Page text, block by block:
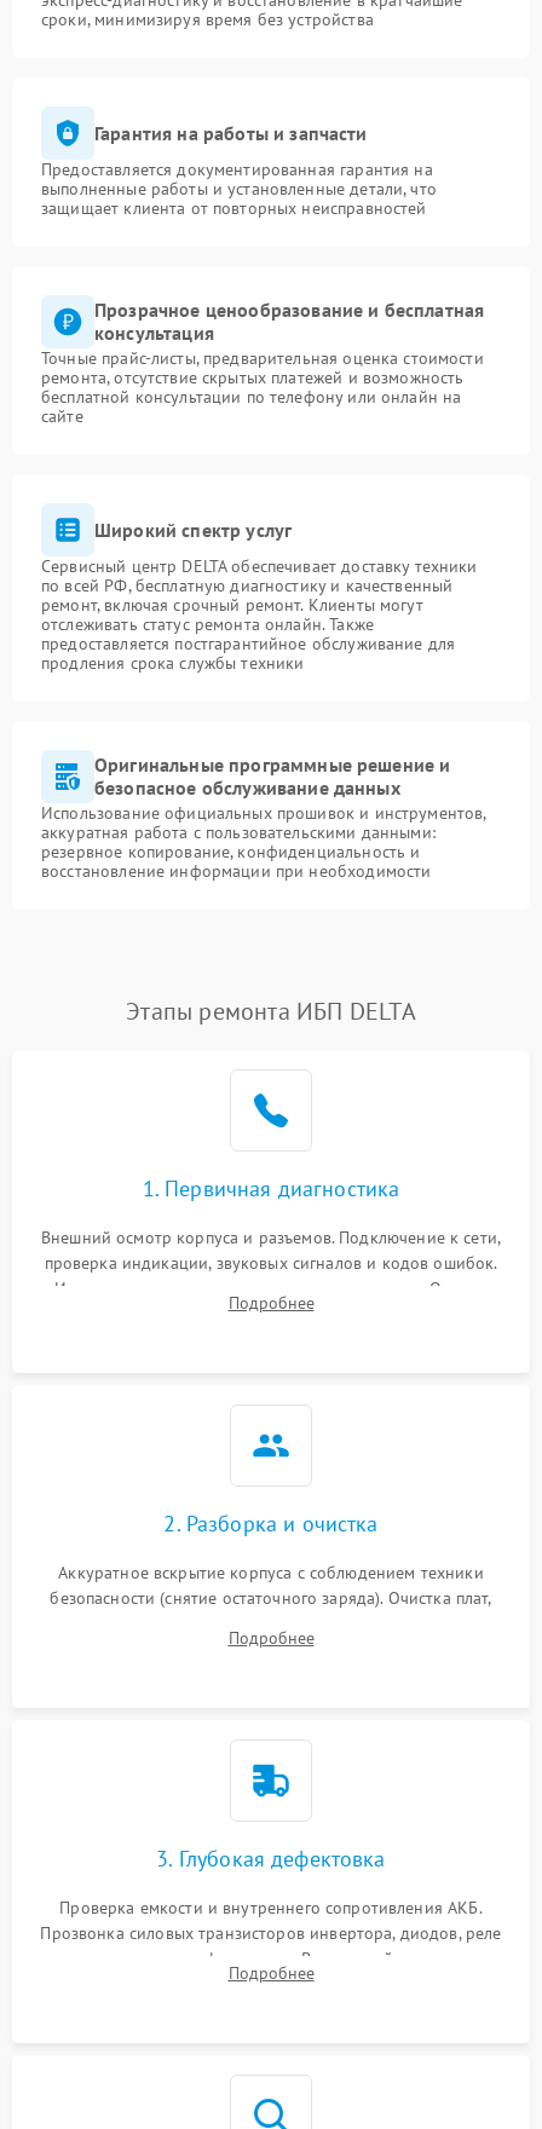
сроки, минимизируя время без устройства
Гарантия на работы и запчасти
Предоставляется документированная гарантия на
выполненные работы и установленные детали, что
защищает клиента от повторных неисправностей
Прозрачное ценообразование и бесплатная
консультация
Точные прайс-листы, предварительная оценка стоимости
ремонта, отсутствие скрытых платежей и возможность
бесплатной консультации по телефону или онлайн на
сайте
Широкий спектр услуг
Сервисный центр DELTA обеспечивает доставку техники
по всей РФ, бесплатную диагностику и качественный
ремонт, включая срочный ремонт. Клиенты могут
отслеживать статус ремонта онлайн. Также
предоставляется постгарантийное обслуживание для
продления срока службы техники
Оригинальные программные решение и
безопасное обслуживание данных
Использование официальных прошивок и инструментов,
аккуратная работа с пользовательскими данными:
резервное копирование, конфиденциальность и
восстановление информации при необходимости
Этапы ремонта ИБП DELTA
1. Первичная диагностика
Внешний осмотр корпуса и разъемов. Подключение к сети,
проверка индикации, звуковых сигналов и кодов ошибок.
Измерение входного и выходного напряжения. Оценка
реакции ИБП на отключение основного питания без
Подробнее
2. Разборка и очистка
Аккуратное вскрытие корпуса с соблюдением техники
безопасности (снятие остаточного заряда). Очистка плат,
и кистей для предотвращения перегрева и замыканий.
Подробнее
3. Глубокая дефектовка
Проверка емкости и внутреннего сопротивления АКБ.
Прозвонка силовых транзисторов инвертора, диодов, реле
переключения и трансформатора. Визуальный поиск вздутых
конденсаторов и прогаров на печатной плате.
Подробнее